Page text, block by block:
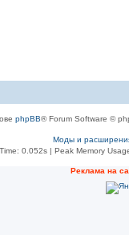
phpBB® Forum Software ©
Моды и
Time: 0.052s| Peak Memory
Рeклама на